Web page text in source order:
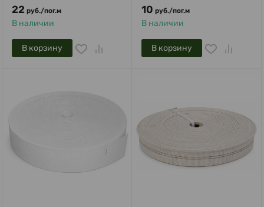
22 руб./пог.м
В наличии
В корзину
10 руб./пог.м
В наличии
В корзину